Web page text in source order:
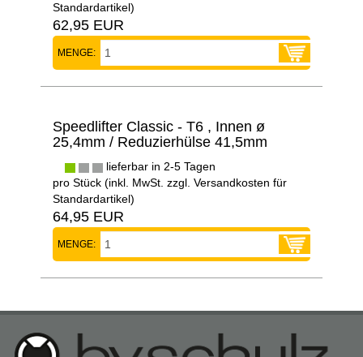
Standardartikel)
62,95 EUR
MENGE:
Speedlifter Classic - T6 , Innen ø
25,4mm / Reduzierhülse 41,5mm
lieferbar in 2-5 Tagen
pro Stück (inkl. MwSt. zzgl. Versandkosten für
Standardartikel)
64,95 EUR
MENGE: